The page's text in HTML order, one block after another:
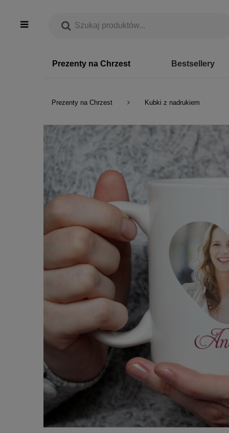
Prezenty na Chrzest Bestsellery
Prezenty na Chrzest Kubki z nadrukiem